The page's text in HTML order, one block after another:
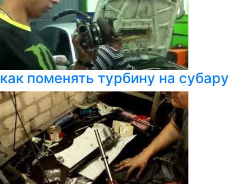
как поменять турбину на субару